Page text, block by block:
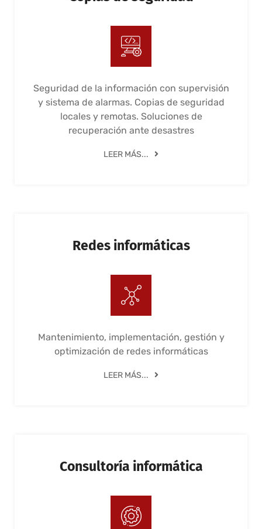
Seguridad de la información con supervisión
y sistema de alarmas. Copias de seguridad
locales y remotas. Soluciones de
recuperación ante desastres
LEER MÁS...
Redes informáticas
Mantenimiento, implementación, gestión y
optimización de redes informáticas
LEER MÁS...
Consultoría informática